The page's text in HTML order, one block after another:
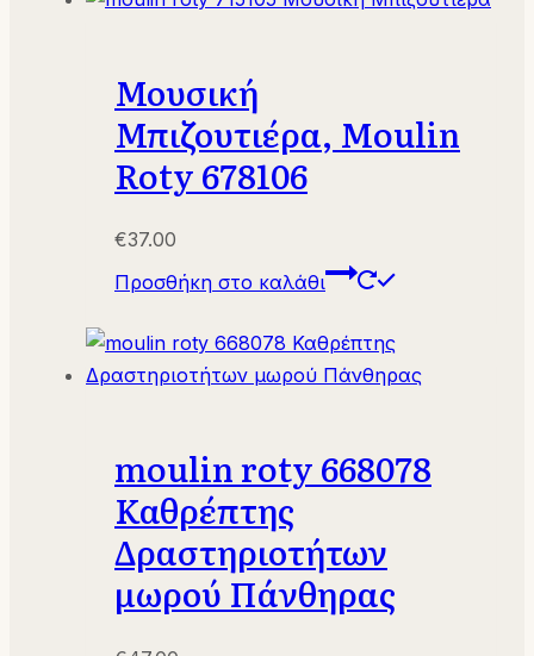
Μουσική
Μπιζουτιέρα, Moulin
Roty 678106
€37.00
Προσθήκη στο καλάθι
moulin roty 668078
Καθρέπτης
Δραστηριοτήτων
μωρού Πάνθηρας